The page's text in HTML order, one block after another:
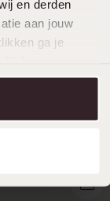
en derden
aan jouw
ga je
.
goldplated
Duurzamer